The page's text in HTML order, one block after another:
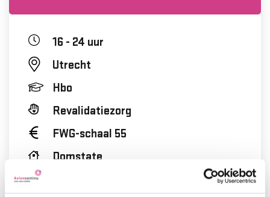
16 - 24 uur
Utrecht
Hbo
Revalidatiezorg
FWG-schaal 55
Domstate